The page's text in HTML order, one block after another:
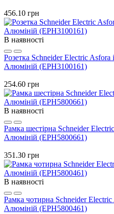
456.10 грн
В наявності
Розетка Schneider Electric Asfora
Алюміній (EPH3100161)
254.60 грн
В наявності
Рамка шестірна Schneider
Алюміній (EPH5800661)
351.30 грн
В наявності
Рамка чотирна Schneider Electric
Алюміній (EPH5800461)